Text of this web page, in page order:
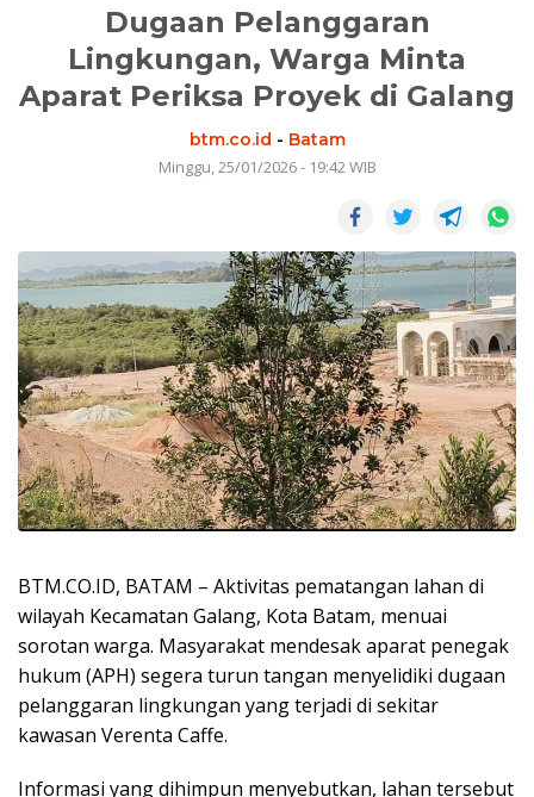
Dugaan Pelanggaran
Lingkungan, Warga Minta
Aparat Periksa Proyek di Galang
btm.co.id - Batam
Minggu, 25/01/2026 - 19:42 WIB
BTM.CO.ID, BATAM – Aktivitas pematangan lahan di
wilayah Kecamatan Galang, Kota Batam, menuai
sorotan warga. Masyarakat mendesak aparat penegak
hukum (APH) segera turun tangan menyelidiki dugaan
pelanggaran lingkungan yang terjadi di sekitar
kawasan Verenta Caffe.
Informasi yang dihimpun menyebutkan, lahan tersebut